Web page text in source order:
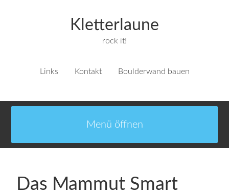
Kletterlaune
rock it!
Links Kontakt Boulderwand bauen
Das Mammut Smart